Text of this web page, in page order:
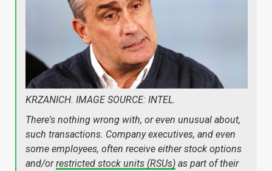
KRZANICH. IMAGE SOURCE: INTEL.
There's nothing wrong with, or even unusual about,
such transactions. Company executives, and even
some employees, often receive either stock options
and/orrestricted stock units (RSUs) as part of their